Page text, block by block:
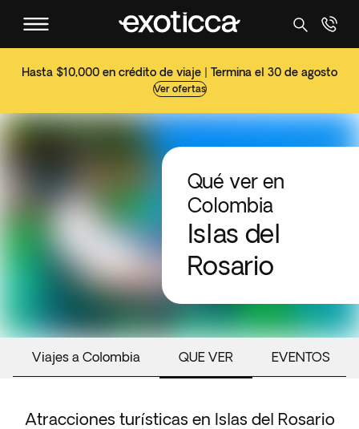
Hasta $10,000 en crédito de viaje | Termina el 30 de agosto
Ver ofertas
Qué ver en
Colombia
Islas del
Rosario
Viajes a Colombia QUE VER EVENTOS
Atracciones turísticas en Islas del Rosario